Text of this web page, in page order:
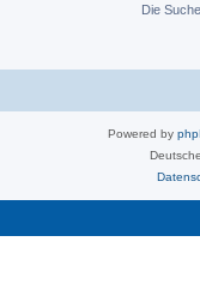
Die
Powered by